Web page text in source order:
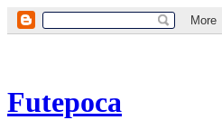
Futepoca